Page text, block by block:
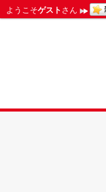
ようこそゲスト さん